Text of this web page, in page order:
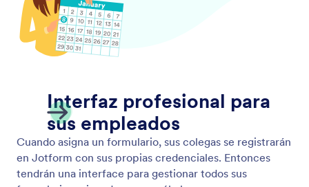
hacen más fácil reunir información, pagos, y los
archivos en línea así como ¡enviarlos a su software
de email marketing al instante! Conéctese con
herramientas de email marketing como Mailchimp,